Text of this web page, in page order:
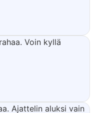
Voin kyllä
Ajattelin aluksi vain